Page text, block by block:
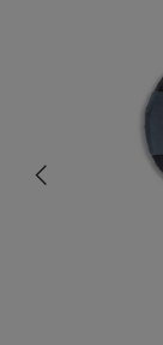
Bildergalerie